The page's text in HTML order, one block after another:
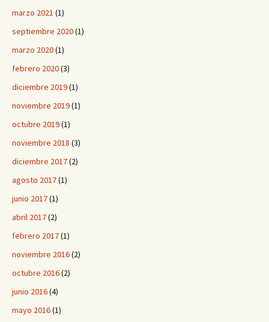
marzo 2021 (1)
septiembre 2020(1)
marzo 2020(1)
febrero 2020(3)
diciembre 2019(1)
noviembre 2019(1)
octubre 2019(1)
noviembre 2018 (3)
diciembre 2017(2)
agosto 2017(1)
junio 2017(1)
abril 2017(2)
febrero 2017(1)
noviembre 2016(2)
octubre 2016(2)
junio 2016(4)
mayo 2016(1)